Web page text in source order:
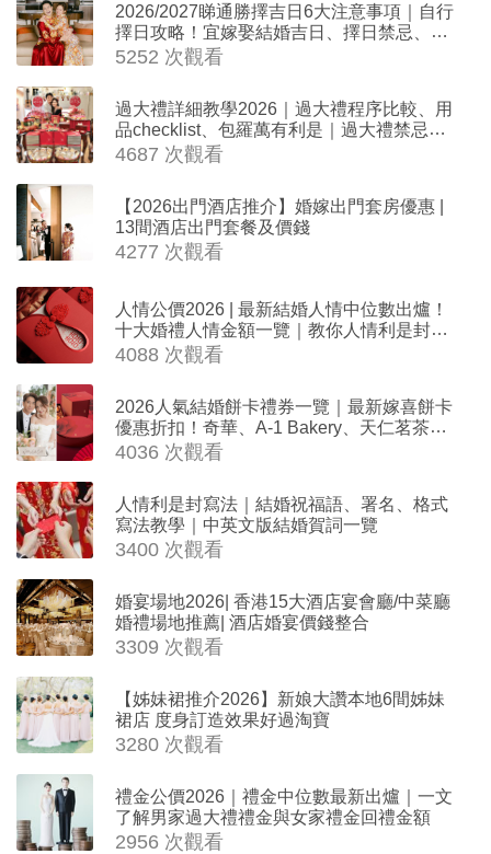
2026/2027睇通勝擇吉日6大注意事項｜自行
擇日攻略！宜嫁娶結婚吉日、擇日禁忌、相
沖生肖一覽
5252 次觀看
過大禮詳細教學2026｜過大禮程序比較、用
品checklist、包羅萬有利是｜過大禮禁忌及
吉祥說話
4687 次觀看
【2026出門酒店推介】婚嫁出門套房優惠 |
13間酒店出門套餐及價錢
4277 次觀看
人情公價2026 | 最新結婚人情中位數出爐！
十大婚禮人情金額一覽｜教你人情利是封寫
法
4088 次觀看
2026人氣結婚餅卡禮券一覽｜最新嫁喜餅卡
優惠折扣！奇華、A-1 Bakery、天仁茗茶、
ROYCE'、Paul Lafayet、agnès b.
4036 次觀看
人情利是封寫法｜結婚祝福語、署名、格式
寫法教學｜中英文版結婚賀詞一覽
3400 次觀看
婚宴場地2026| 香港15大酒店宴會廳/中菜廳
婚禮場地推薦| 酒店婚宴價錢整合
3309 次觀看
【姊妹裙推介2026】新娘大讚本地6間姊妹
裙店 度身訂造效果好過淘寶
3280 次觀看
禮金公價2026｜禮金中位數最新出爐｜一文
了解男家過大禮禮金與女家禮金回禮金額
2956 次觀看